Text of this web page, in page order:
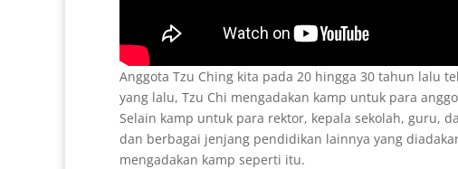
Anggota Tzu Ching kita pada 20 hingga 30 tahun lalu
yang lalu, Tzu Chi mengadakan kamp untuk para
Selain kamp untuk para rektor, kepala sekolah, guru,
dan berbagai jenjang pendidikan lainnya yang
mengadakan kamp seperti itu.